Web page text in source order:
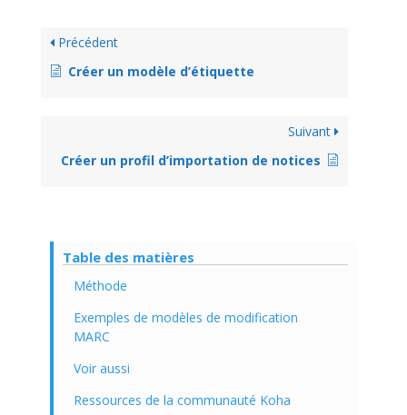
Précédent
Créer un modèle d’étiquette
Suivant
Créer un profil d’importation de notices
Table des matières
Méthode
Exemples de modèles de modification
MARC
Voir aussi
Ressources de la communauté Koha